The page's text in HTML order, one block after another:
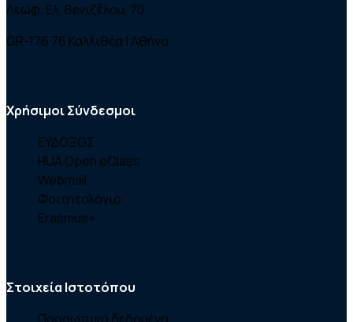
Λεωφ. Ελ. Βενιζέλου, 70
GR-176 76 Καλλιθέα | Αθήνα
Χρήσιμοι Σύνδεσμοι
ΕΥΔΟΞΟΣ
HUA Open eClass
Webmail
Φοιτητολόγιο
Erasmus+
Στοιχεία Ιστοτόπου